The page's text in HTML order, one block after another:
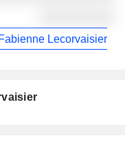
Lecorvaisier